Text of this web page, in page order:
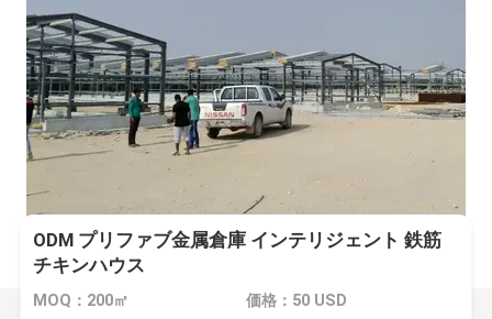
ODM プリファブ金属倉庫 インテリジェント 鉄筋
チキンハウス
MOQ：200㎡ 価格：50 USD